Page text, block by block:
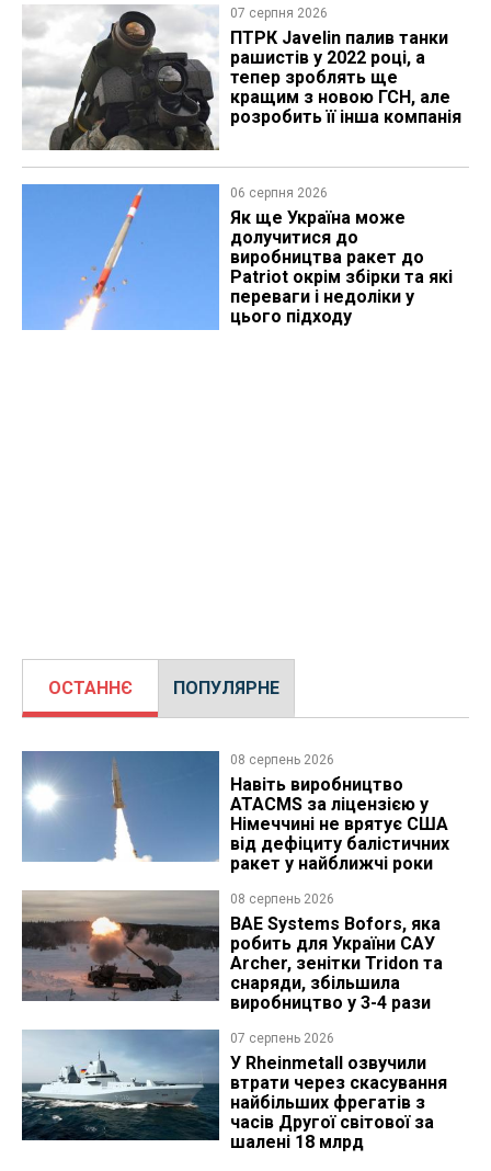
07 серпня 2026
ПТРК Javelin палив танки
рашистів у 2022 році, а
тепер зроблять ще
кращим з новою ГСН, але
розробить її інша компанія
06 серпня 2026
Як ще Україна може
долучитися до
виробництва ракет до
Patriot окрім збірки та які
переваги і недоліки у
цього підходу
ОСТАННЄ ПОПУЛЯРНЕ
08 серпень 2026
Навіть виробництво
ATACMS за ліцензією у
Німеччині не врятує США
від дефіциту балістичних
ракет у найближчі роки
08 серпень 2026
BAE Systems Bofors, яка
робить для України САУ
Archer, зенітки Tridon та
снаряди, збільшила
виробництво у 3-4 рази
07 серпень 2026
У Rheinmetall озвучили
втрати через скасування
найбільших фрегатів з
часів Другої світової за
шалені 18 млрд